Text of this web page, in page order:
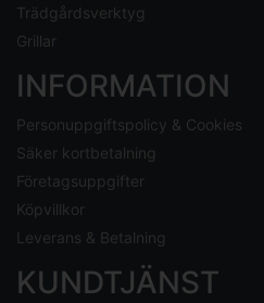
Trädgårdsverktyg
Grillar
INFORMATION
Personuppgiftspolicy & Cookies
Säker kortbetalning
Företagsuppgifter
Köpvillkor
Leverans & Betalning
KUNDTJÄNST